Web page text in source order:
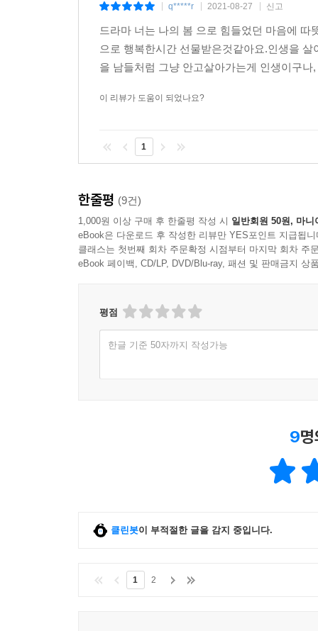
q*****r 2021-08-27 신고
드라마 너는 나의 봄 으로 힘들었던 마음에
으로 행복한시간 선물받은것같아요.인생을
을 남들처럼 그냥 안고살아가는게 인생이구
이 리뷰가 도움이 되었나요?
1
한줄평 (9건)
1,000원 이상 구매 후 한줄평 작성 시 일반회원 50원, 마니
eBook은 다운로드 후 작성한 리뷰만 YES포인트 지급됩니
클래스는 첫번째 회차 주문확정 시점부터 마지막 회차 주
eBook 페이백, CD/LP, DVD/Blu-ray, 패션 및 판매금지 상
평점
한글 기준 50자까지 작성가능
9
클린봇이 부적절한 글을 감지 중입니다.
1 2